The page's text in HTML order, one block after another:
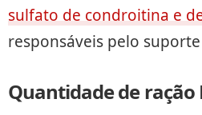
sulfato de condroitina e
responsáveis pelo
Quantidade de ração